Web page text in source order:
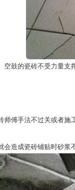
鼓的瓷砖不受力量
傅手法不过关或者
造成瓷砖铺贴时砂浆